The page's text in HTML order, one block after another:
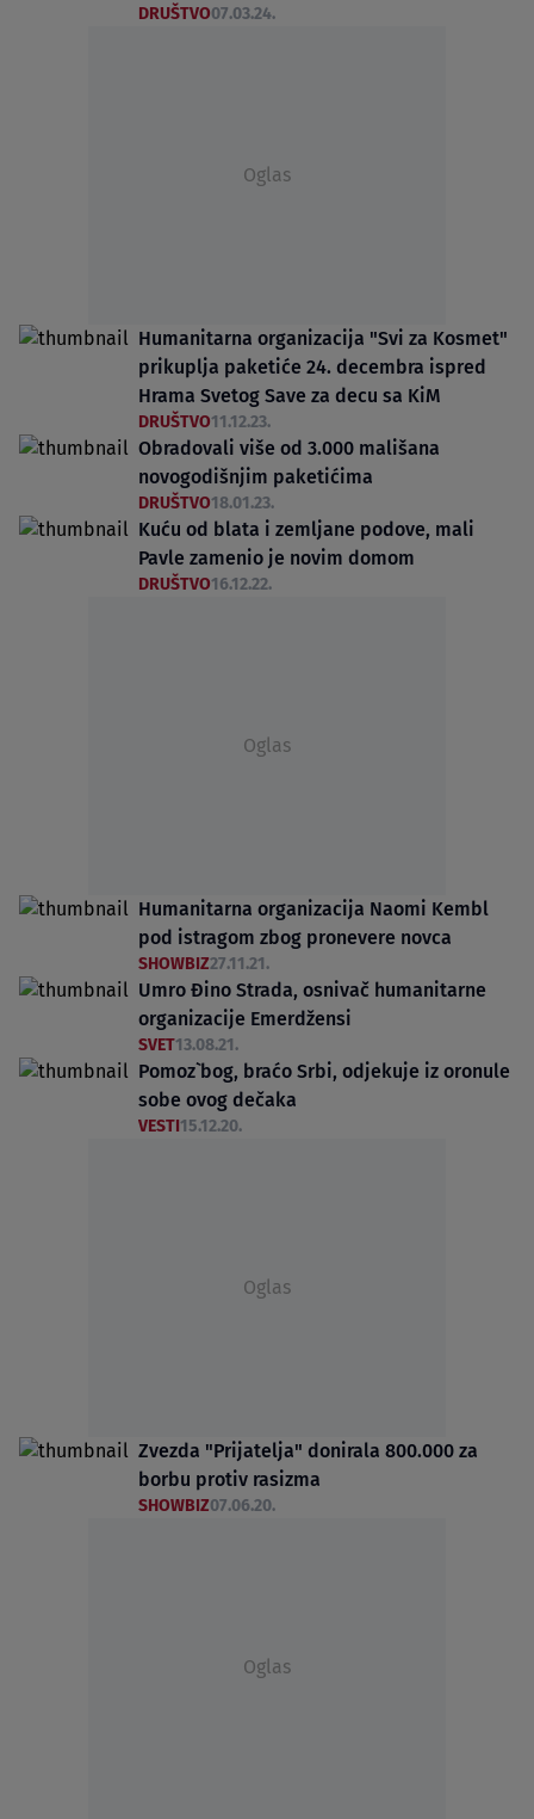
DRUŠTVO07.03.24.
Oglas
Humanitarna organizacija "Svi za Kosmet"
prikuplja paketiće 24. decembra ispred
Hrama Svetog Save za decu sa KiM
DRUŠTVO11.12.23.
Obradovali više od 3.000 mališana
novogodišnjim paketićima
DRUŠTVO18.01.23.
Kuću od blata i zemljane podove, mali
Pavle zamenio je novim domom
DRUŠTVO16.12.22.
Oglas
Humanitarna organizacija Naomi Kembl
pod istragom zbog pronevere novca
SHOWBIZ27.11.21.
Umro Đino Strada, osnivač humanitarne
organizacije Emerdžensi
SVET13.08.21.
Pomoz` bog, braćo Srbi, odjekuje iz oronule
sobe ovog dečaka
VESTI15.12.20.
Oglas
Zvezda "Prijatelja" donirala 800.000 za
borbu protiv rasizma
SHOWBIZ07.06.20.
Oglas